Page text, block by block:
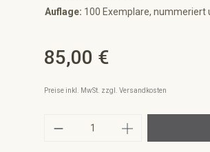
Auflage: 100 Exemplare, nummeriert
Regulärer Preis:
85,00 €
Preise inkl. MwSt. zzgl. Versandkosten
Produkt Anzahl: Gib